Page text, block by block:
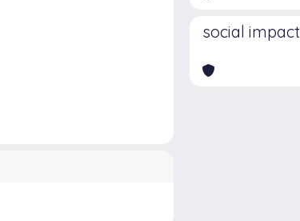
social impact